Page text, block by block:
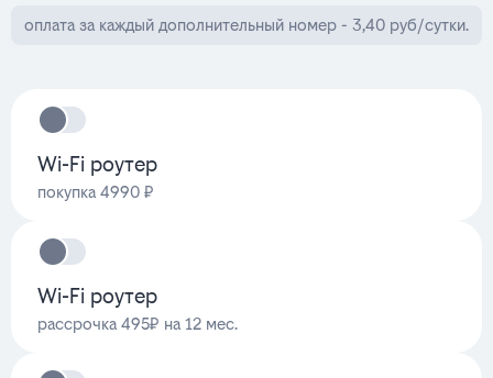
оплата за каждый дополнительный номер - 3,40 руб/сутки.
Wi-Fi роутер
покупка 4990 ₽
Wi-Fi роутер
рассрочка 495₽ на 12 мес.